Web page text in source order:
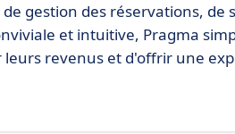
gestion des réservations, de
et intuitive, Pragma
revenus et d'offrir une